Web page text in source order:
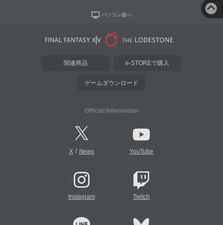
パソコン版へ
関連商品 e-STOREで購入
ゲームダウンロード
Official Information
X/ News YouTube
Instagram Twitch